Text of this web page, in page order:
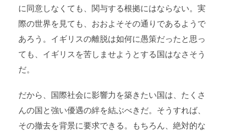
に同意しなくても、関与する根拠にはならない。実
際の世界を見ても、おおよそその通りであるようで
あろう。イギリスの離脱は如何に愚策だったと思っ
ても、イギリスを苦しませようとする国はなさそう
だ。
だから、国際社会に影響力を築きたい国は、たくさ
んの国と強い優遇の絆を結ぶべきだ。そうすれば、
その撤去を背景に要求できる。もちろん、絶対的な